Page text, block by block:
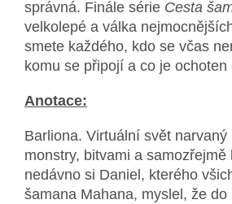
správná. Finále série Cesta
velkolepé a válka
smete každého, kdo se včas
komu se připojí a co je ochoten
Anotace:
Barliona. Virtuální svět narvaný
monstry, bitvami a samozřejmě
nedávno si Daniel, kterého
šamana Mahana, myslel, že